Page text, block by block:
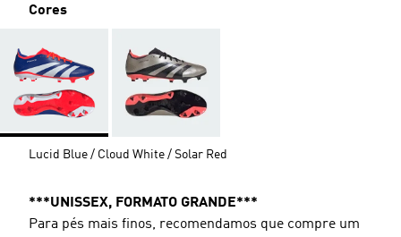
Cores
Lucid Blue / Cloud White / Solar Red
***UNISSEX, FORMATO GRANDE***
Para pés mais finos, recomendamos que compre um